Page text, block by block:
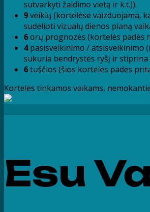
sutvarkyti žaidimo vietą ir k.t.)).
9veiklų (kortelėse vaizduojama,
sudėlioti vizualų dienos planą
6orų prognozės (kortelės padės
4pasisveikinimo / atsisveikinimo
sukuria bendrystės ryšį ir
6tuščios (šios kortelės padės
Kortelės tinkamos vaikams,
Esu